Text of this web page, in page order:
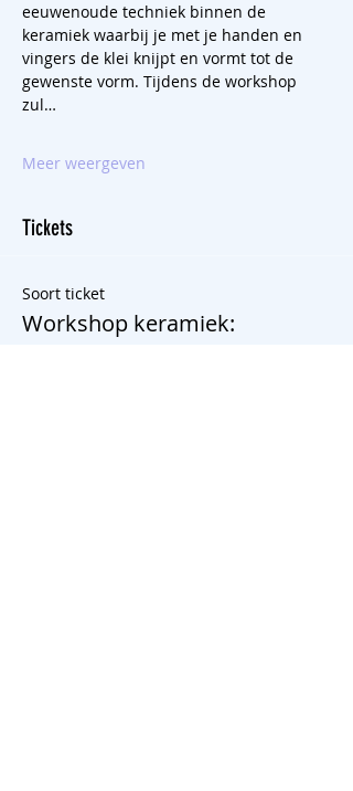
eeuwenoude techniek binnen de
keramiek waarbij je met je handen en
vingers de klei knijpt en vormt tot de
gewenste vorm. Tijdens de workshop
zul…
Meer weergeven
Tickets
Soort ticket
Workshop keramiek: